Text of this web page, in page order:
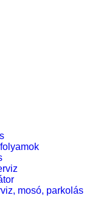
mosó, parkolás